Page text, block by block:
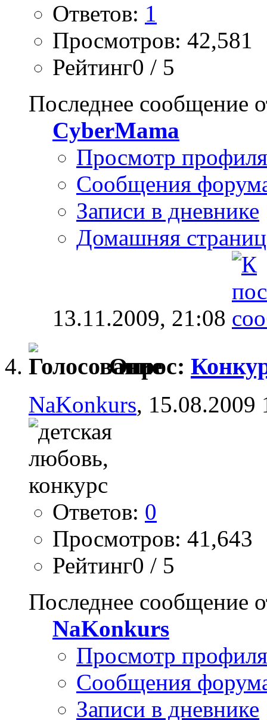
Ответов: 1
Просмотров: 42,581
Рейтинг0 / 5
Последнее сообщение
CyberMama
Просмотр профиля
Сообщения
Записи в дневнике
Домашняя
13.11.2009, 21:08
Опрос:
NaKonkurs, 15.08.2009
Ответов: 0
Просмотров: 41,643
Рейтинг0 / 5
Последнее сообщение
NaKonkurs
Просмотр профиля
Сообщения
Записи в дневнике